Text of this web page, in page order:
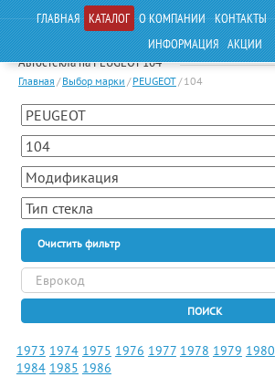
ГЛАВНАЯ КАТАЛОГ О КОМПАНИИ КОНТАКТЫ
ИНФОРМАЦИЯ АКЦИИ
Автостекла на PEUGEOT 104
Главная / Выбор марки / PEUGEOT/ 104
Очистить фильтр
ПОИСК
1973 1974 1975 1976 1977 1978 1979 1980
1984 1985 1986